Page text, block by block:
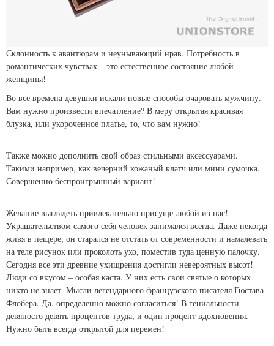
Склонность к авантюрам и неунывающий нрав. Потребность в
романтических чувствах – это естественное состояние любой
женщины!
Во все времена девушки искали новые способы очаровать мужчину.
Вам нужно произвести впечатление? В меру открытая красивая
блузка, или укороченное платье, то, что вам нужно!
Также можно дополнить свой образ стильными аксессуарами.
Такими например, как вечерний кожаный клатч или мини сумочка.
Совершенно беспроигрышный вариант!
Желание выглядеть привлекательно присуще любой из нас!
Украшательством самого себя человек занимался всегда. Даже некогда
живя в пещере, он старался не отстать от современности и намалевать
на теле рисунок или проколоть ухо, поместив туда ценную палочку.
Сегодня все эти древние ухищрения достигли невероятных высот!
Люди со вкусом – особая каста. У них есть свои святые о которых
никто не знает. Мысли легендарного французского писателя Гюстава
Флобера. Да, определенно можно согласиться! В гениальности
девяносто девять процентов труда, и один процент вдохновения.
Нужно быть всегда открытой для перемен!